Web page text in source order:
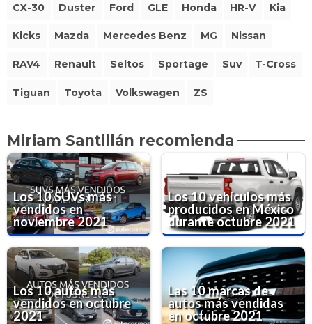
CX-30 Duster Ford GLE Honda HR-V Kia
Kicks Mazda Mercedes Benz MG Nissan
RAV4 Renault Seltos Sportage Suv T-Cross
Tiguan Toyota Volkswagen ZS
Miriam Santillán recomienda
Los 10 SUVs más
vendidos en
noviembre 2021
Los 10 vehículos más
producidos en México
durante octubre 2021
Los 10 autos más
vendidos en octubre
2021
Las 10 marcas de
autos más vendidas
en octubre 2021